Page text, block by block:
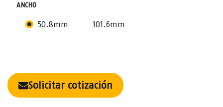
ANCHO
50.8mm 101.6mm
Solicitar cotización